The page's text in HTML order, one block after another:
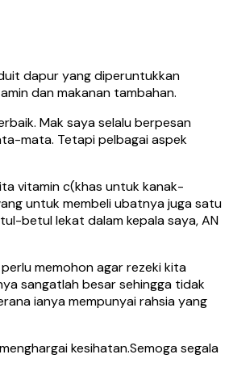
dapur yang diperuntukkan
dan makanan tambahan.
Mak saya selalu berpesan
mata. Tetapi pelbagai aspek
vitamin c(khas untuk kanak-
untuk membeli ubatnya juga satu
betul lekat dalam kepala saya, AN
memohon agar rezeki kita
sangatlah besar sehingga tidak
ianya mempunyai rahsia yang
kesihatan.Semoga segala